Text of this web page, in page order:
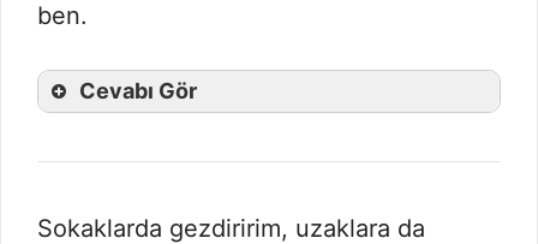
ben.
Cevabı Gör
Sokaklarda gezdiririm, uzaklara da